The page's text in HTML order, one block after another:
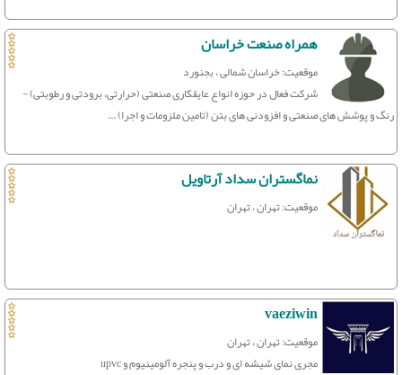
همراه صنعت خراسان
موقعیت: خراسان شمالی ، بجنورد
شرکت فعال در حوزه انواع عایقکاری صنعتی (حرارتی، برودتی و رطوبتی) -
رنگ و پوشش های صنعتی و افزودنی های بتن (تامین ملزومات و اجرا) ...
نماگستران سداد آرتاویل
موقعیت: تهران ، تهران
vaeziwin
موقعیت: تهران ، تهران
مجری نمای شیشه ای و درب و پنجره آلومینیوم و upvc